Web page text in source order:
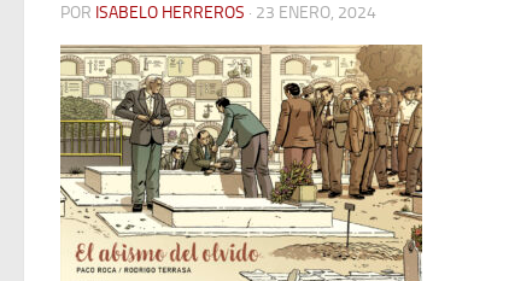
POR ISABELO HERREROS · 23 ENERO, 2024